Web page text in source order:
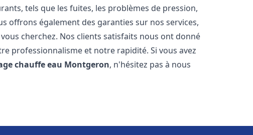
tels que les fuites, les problèmes de pression,
offrons également des garanties sur nos services,
cherchez. Nos clients satisfaits nous ont donné
professionnalisme et notre rapidité. Si vous avez
chauffe eau Montgeron, n'hésitez pas à nous